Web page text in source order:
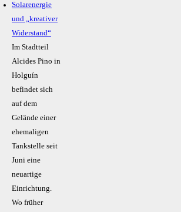
Solarenergie
und „kreativer
Widerstand“
Im Stadtteil
Alcides Pino in
Holguín
befindet sich
auf dem
Gelände einer
ehemaligen
Tankstelle seit
Juni eine
neuartige
Einrichtung.
Wo früher